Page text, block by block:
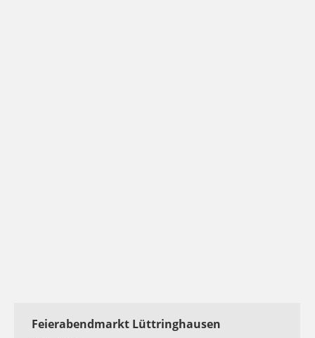
Feierabendmarkt Lüttringhausen